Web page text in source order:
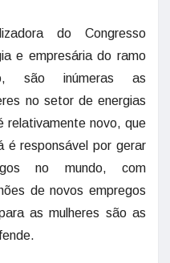
do Congresso
e empresária do ramo
são inúmeras as
no setor de energias
relativamente novo, que
é responsável por gerar
no mundo, com
de novos empregos
as mulheres são as